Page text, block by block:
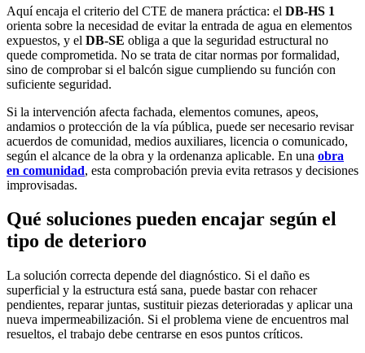
Aquí encaja el criterio del CTE de manera práctica: el DB-HS 1
orienta sobre la necesidad de evitar la entrada de agua en elementos
expuestos, y el DB-SE obliga a que la seguridad estructural no
quede comprometida. No se trata de citar normas por formalidad,
sino de comprobar si el balcón sigue cumpliendo su función con
suficiente seguridad.
Si la intervención afecta fachada, elementos comunes, apeos,
andamios o protección de la vía pública, puede ser necesario revisar
acuerdos de comunidad, medios auxiliares, licencia o comunicado,
según el alcance de la obra y la ordenanza aplicable. En una obra
en comunidad, esta comprobación previa evita retrasos y decisiones
improvisadas.
Qué soluciones pueden encajar según el
tipo de deterioro
La solución correcta depende del diagnóstico. Si el daño es
superficial y la estructura está sana, puede bastar con rehacer
pendientes, reparar juntas, sustituir piezas deterioradas y aplicar una
nueva impermeabilización. Si el problema viene de encuentros mal
resueltos, el trabajo debe centrarse en esos puntos críticos.